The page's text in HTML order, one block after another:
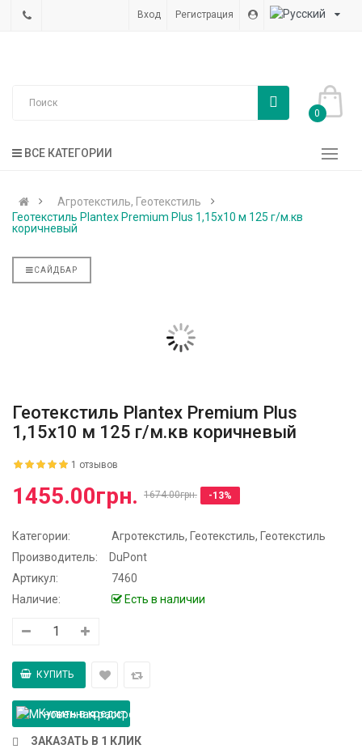
Вход Регистрация
0
ВСЕ КАТЕГОРИИ
Агротекстиль, Геотекстиль
Геотекстиль Plantex Premium Plus 1,15x10 м 125 г/м.кв
коричневый
САЙДБАР
Геотекстиль Plantex Premium Plus
1,15x10 м 125 г/м.кв коричневый
1 отзывов
1455.00грн. 1674.00грн. -13%
Категории: Агротекстиль, Геотекстиль, Геотекстиль
Производитель:
DuPont
Артикул:
7460
Наличие:
Есть в наличии
Купить в кредит
ЗАКАЗАТЬ В 1 КЛИК